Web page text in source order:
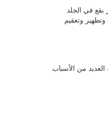
بقع في الجلد
وتعقيم
من الأسباب